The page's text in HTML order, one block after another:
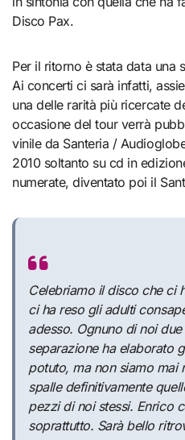
Disco Pax.
Per il ritorno è stata data una
Ai concerti ci sarà infatti,
una delle rarità più ricercate
occasione del tour verrà
vinile da Santeria /
2010 soltanto su cd in
numerate, diventato poi il
Celebriamo il disco che ci
ci ha reso gli adulti
adesso. Ognuno di noi
separazione ha elaborato
potuto, ma non siamo mai
spalle definitivamente
pezzi di noi stessi. Enrico
soprattutto. Sarà bello